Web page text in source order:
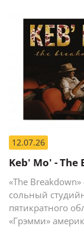
12.07.26
Keb' Mo' - The
«The
сольный
пятикратного
«Грэмми»